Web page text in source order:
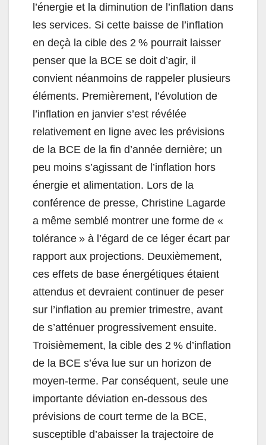
l’énergie et la diminution de l’inflation dans
les services. Si cette baisse de l’inflation
en deçà la cible des 2 % pourrait laisser
penser que la BCE se doit d’agir, il
convient néanmoins de rappeler plusieurs
éléments. Premièrement, l’évolution de
l’inflation en janvier s’est révélée
relativement en ligne avec les prévisions
de la BCE de la fin d’année dernière; un
peu moins s’agissant de l’inflation hors
énergie et alimentation. Lors de la
conférence de presse, Christine Lagarde
a même semblé montrer une forme de «
tolérance » à l’égard de ce léger écart par
rapport aux projections. Deuxièmement,
ces effets de base énergétiques étaient
attendus et devraient continuer de peser
sur l’inflation au premier trimestre, avant
de s’atténuer progressivement ensuite.
Troisièmement, la cible des 2 % d’inflation
de la BCE s’éva lue sur un horizon de
moyen-terme. Par conséquent, seule une
importante déviation en-dessous des
prévisions de court terme de la BCE,
susceptible d’abaisser la trajectoire de